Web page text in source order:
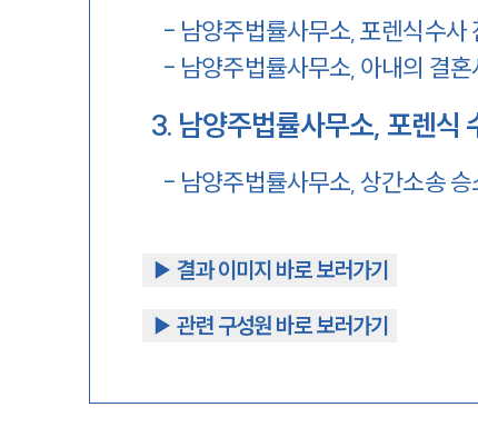
- 남양주법률사무소, 포렌식수사
- 남양주법률사무소, 아내의 결
3. 남양주법률사무소, 포렌식
- 남양주법률사무소, 상간소송 승
▶︎ 결과 이미지 바로 보러가기
▶︎ 관련 구성원 바로 보러가기